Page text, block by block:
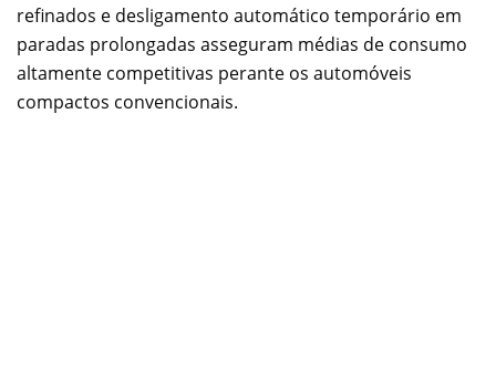
refinados e desligamento automático temporário em
paradas prolongadas asseguram médias de consumo
altamente competitivas perante os automóveis
compactos convencionais.